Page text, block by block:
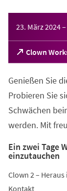
23. März 2024–
Clown
(Öffnet
in
neuen
Tab)
Genießen Sie
Probieren Sie
Schwächen
werden. Mit
Ein zwei Tage
einzutauchen
Clown 2 –
Kontakt